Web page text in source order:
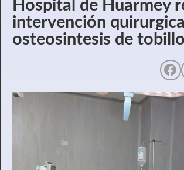
Hospital de Huarmey
intervención
osteosintesis de